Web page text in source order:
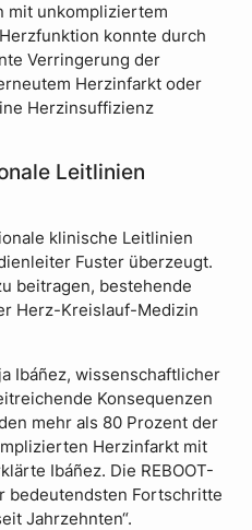
mit unkompliziertem
konnte durch
Verringerung der
Herzinfarkt oder
Herzinsuffizienz
Leitlinien
klinische Leitlinien
Fuster überzeugt.
beitragen, bestehende
Herz-Kreislauf-Medizin
Ibáñez, wissenschaftlicher
Konsequenzen
mehr als 80 Prozent der
Herzinfarkt mit
Ibáñez. Die REBOOT-
bedeutendsten Fortschritte
Jahrzehnten“.